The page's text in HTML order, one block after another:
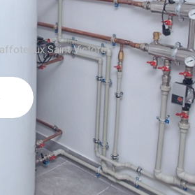
Saint Victoret